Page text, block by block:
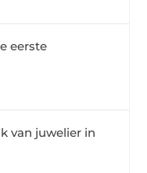
eerste
van juwelier in